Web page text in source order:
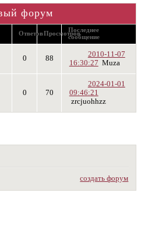
форум
ОтветовПросмотровПоследнее
сообщение
0 88
2010-11-07
16:30:27 Muza
0 70
2024-01-01
09:46:21
zrcjuohhzz
создать форум